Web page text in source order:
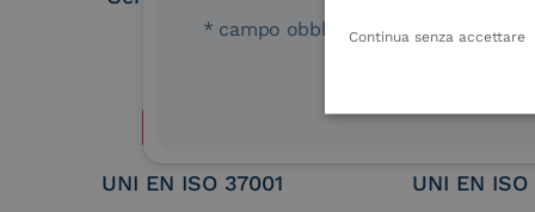
Electronic
UNI EN ISO 37001 UNI EN ISO
* campo obbligatorioContinua senza accettare